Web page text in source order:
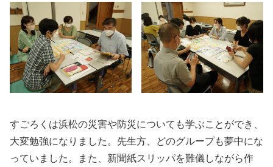
すごろくは浜松の災害や防災についても学ぶことができ、
大変勉強になりました。先生方、どのグループも夢中にな
っていました。また、新聞紙スリッパを難儀しながら作